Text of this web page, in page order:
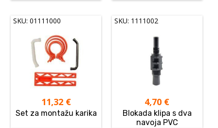
SKU: 01111000
11,32 €
Set za montažu karika
SKU: 1111002
4,70 €
Blokada klipa s dva
navoja PVC